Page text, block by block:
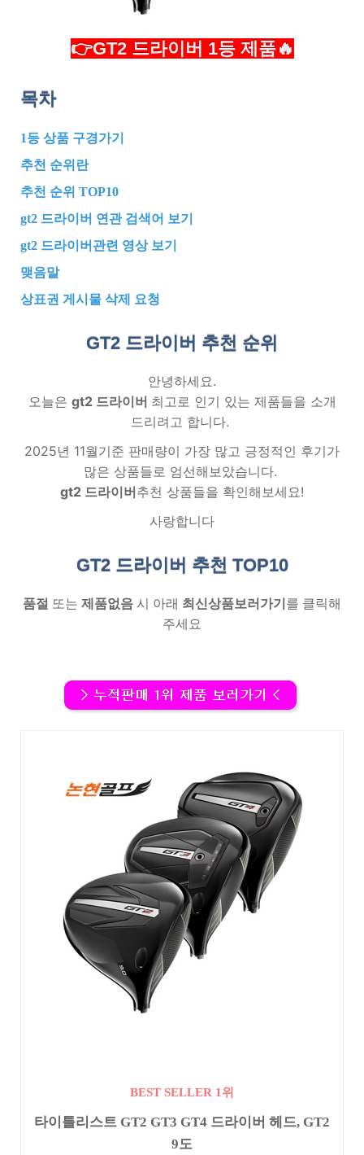
👉GT2 드라이버 1등 제품🔥
목차
1등 상품 구경가기
추천 순위란
추천 순위 TOP10
gt2 드라이버 연관 검색어 보기
gt2 드라이버관련 영상 보기
맺음말
상표권 게시물 삭제 요청
GT2 드라이버 추천 순위
안녕하세요.
오늘은 gt2 드라이버 최고로 인기 있는 제품들을 소개
드리려고 합니다.
2025년 11월기준 판매량이 가장 많고 긍정적인 후기가
많은 상품들로 엄선해보았습니다.
gt2 드라이버추천 상품들을 확인해보세요!
사랑합니다
GT2 드라이버 추천 TOP10
품절 또는 제품없음 시 아래 최신상품보러가기 를 클릭해
주세요
BEST SELLER 1위
타이틀리스트 GT2 GT3 GT4 드라이버 헤드, GT2
9도